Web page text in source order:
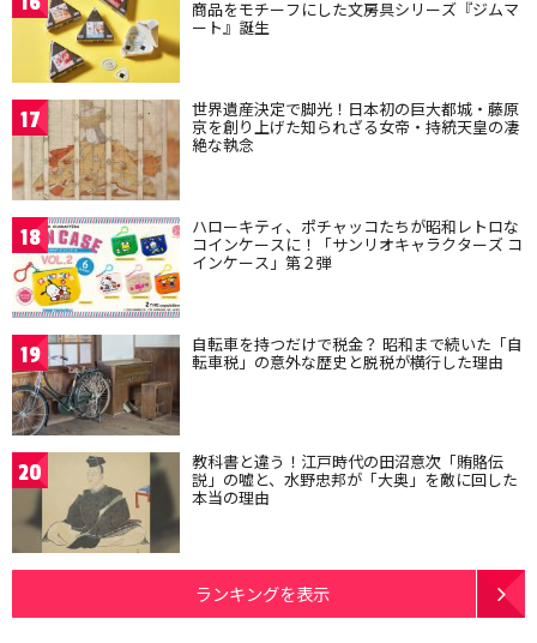
商品をモチーフにした文房具シリーズ『ジムマ
ート』誕生
17 世界遺産決定で脚光！日本初の巨大都城・藤原
京を創り上げた知られざる女帝・持統天皇の凄
絶な執念
18 ハローキティ、ポチャッコたちが昭和レトロな
コインケースに！「サンリオキャラクターズ コ
インケース」第２弾
19 自転車を持つだけで税金？ 昭和まで続いた「自
転車税」の意外な歴史と脱税が横行した理由
20 教科書と違う！江戸時代の田沼意次「賄賂伝
説」の嘘と、水野忠邦が「大奥」を敵に回した
本当の理由
ランキングを表示